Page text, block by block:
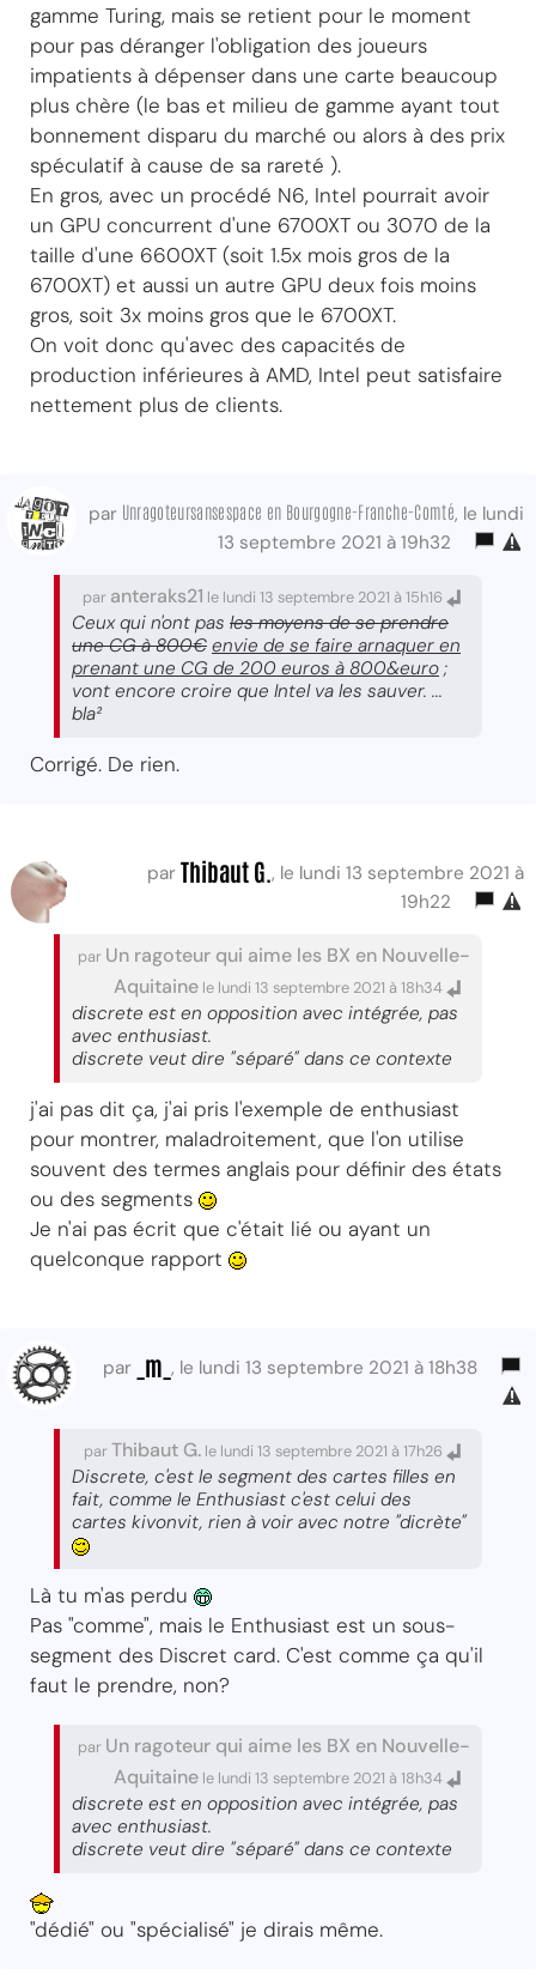
gamme Turing, mais se retient pour le moment
pour pas déranger l'obligation des joueurs
impatients à dépenser dans une carte beaucoup
plus chère (le bas et milieu de gamme ayant tout
bonnement disparu du marché ou alors à des prix
spéculatif à cause de sa rareté ).
En gros, avec un procédé N6, Intel pourrait avoir
un GPU concurrent d'une 6700XT ou 3070 de la
taille d'une 6600XT (soit 1.5x mois gros de la
6700XT) et aussi un autre GPU deux fois moins
gros, soit 3x moins gros que le 6700XT.
On voit donc qu'avec des capacités de
production inférieures à AMD, Intel peut satisfaire
nettement plus de clients.
par Unragoteursansespace en Bourgogne-Franche-Comté, le lundi
13 septembre 2021 à 19h32
par anteraks21 le lundi 13 septembre 2021 à 15h16
Ceux qui n'ont pas les moyens de se prendre
une CG à 800€ envie de se faire arnaquer en
prenant une CG de 200 euros à 800&euro ;
vont encore croire que Intel va les sauver. ...
bla²
Corrigé. De rien.
par Thibaut G. , le lundi 13 septembre 2021 à
19h22
par Un ragoteur qui aime les BX en Nouvelle-
Aquitaine le lundi 13 septembre 2021 à 18h34
discrete est en opposition avec intégrée, pas
avec enthusiast.
discrete veut dire "séparé" dans ce contexte
j'ai pas dit ça, j'ai pris l'exemple de enthusiast
pour montrer, maladroitement, que l'on utilise
souvent des termes anglais pour définir des états
ou des segments
Je n'ai pas écrit que c'était lié ou ayant un
quelconque rapport
par _m_ , le lundi 13 septembre 2021 à 18h38
parThibaut G. le lundi 13 septembre 2021 à 17h26
Discrete, c'est le segment des cartes filles en
fait, comme le Enthusiast c'est celui des
cartes kivonvit, rien à voir avec notre "dicrète"
Là tu m'as perdu
Pas "comme", mais le Enthusiast est un sous-
segment des Discret card. C'est comme ça qu'il
faut le prendre, non?
par Un ragoteur qui aime les BX en Nouvelle-
Aquitaine le lundi 13 septembre 2021 à 18h34
discrete est en opposition avec intégrée, pas
avec enthusiast.
discrete veut dire "séparé" dans ce contexte
"dédié" ou "spécialisé" je dirais même.